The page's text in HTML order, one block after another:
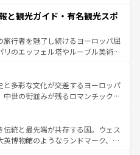
、忘れられない旅をしてみよう！
報は
、情熱的なフラメンコ、熱気あふ
いタパスが生活の一部となってい
洗練された雰囲気や、バルセロナの
、地方では古代ローマ遺跡や中世
や気候が異なるスペインはその個
性で訪れる人を魅了する。 なお、新着のスペイン情報は コ
てほしい。
と観光ガイド・有名観光スポ
旅行者を魅了し続けるヨーロッパ屈
のエッフェル塔やルーブル美術館
ている。華麗な宮殿、歴史的な大
そして豊かな自然が、訪れる者を心
フランスは美食の国としても知ら
地であるランス、プロヴァンスの
など、多彩な楽しみ方が可能だ。さ
にも魅力が溢れており、どの街角に
と多彩な文化が交差するヨーロッパ
中世の街並みが残るロマンチック街
を歩いても飽きることがない。ベ
バイエルン州のアルプスの絶景、そ
イン畑といった風景は必見。ビール
伝統と最先端が共存する国。ウェス
英博物館のようなランドマーク、歴